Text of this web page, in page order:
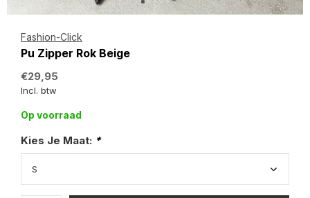
Fashion-Click
Pu Zipper Rok Beige
€29,95
Incl. btw
Op voorraad
Kies Je Maat: *